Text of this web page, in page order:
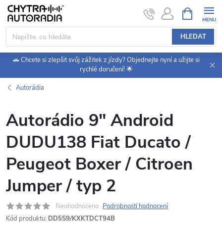
Přejít
obsah
HLEDAT
NÁKUPNÍ
KOŠÍK
🚗 Chcete si zlepšit svůj zážitek z jízdy? Objednejte nyní a užijte si
rychlé doručení! 🌟
Autorádia
Autorádio 9" Android
DUDU138 Fiat Ducato /
Peugeot Boxer / Citroen
Jumper / typ 2
Neohodnoceno Podrobnosti hodnocení
Kód produktu: DD5S9/KXKTDCT94B